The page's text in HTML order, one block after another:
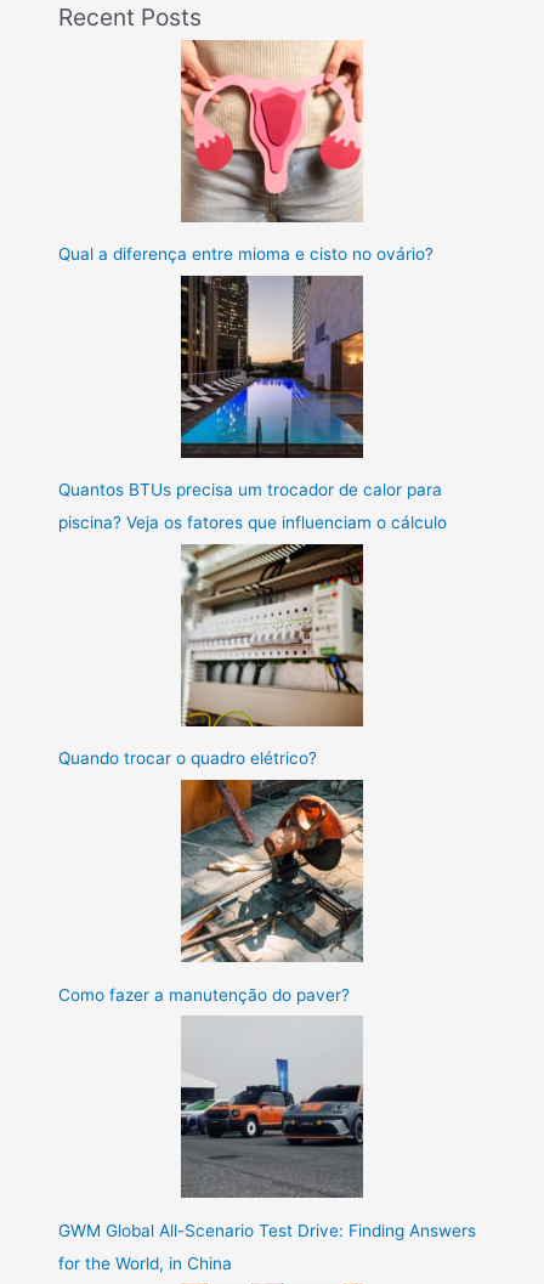
Recent Posts
Qual a diferença entre mioma e cisto no ovário?
Quantos BTUs precisa um trocador de calor para
piscina? Veja os fatores que influenciam o cálculo
Quando trocar o quadro elétrico?
Como fazer a manutenção do paver?
GWM Global All-Scenario Test Drive: Finding Answers
for the World, in China